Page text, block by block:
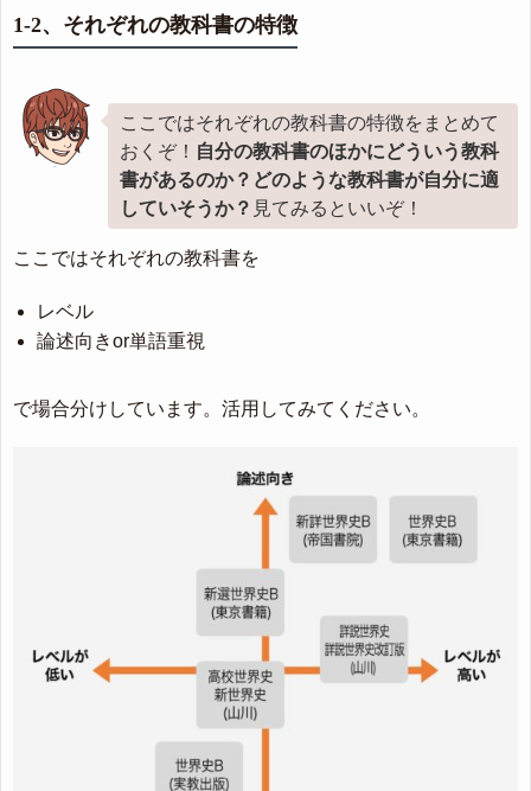
1-2、それぞれの教科書の特徴
ここではそれぞれの教科書の特徴をまとめて
おくぞ！ 自分の教科書のほかにどういう教科
書があるのか？どのような教科書が自分に適
していそうか？ 見てみるといいぞ！
ここではそれぞれの教科書を
レベル
論述向きor単語重視
で場合分けしています。活用してみてください。